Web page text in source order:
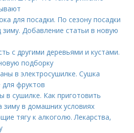
для посадки. По сезону посадки
Добавление статьи в новую
с другими деревьями и кустами.
подборку
в электросушилке. Сушка
фруктов
в сушилке. Как приготовить
в домашних условиях
тягу к алкоголю. Лекарства,